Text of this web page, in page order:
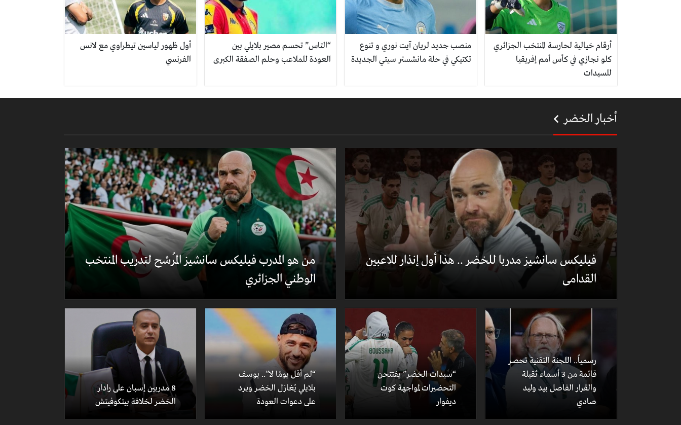
أرقام خيالية لحارسة المنتخب الجزائري
كلو نجازي في كأس أمم إفريقيا
للسيدات
منصب جديد لريان آيت نوري و تنوع
تكتيكي في حلة مانشستر سيتي الجديدة
“التاس” تحسم مصير بلايلي بين
العودة للملاعب وحلم الصفقة الكبرى
أول ظهور لياسين تيطراوي مع لانس
الفرنسي
أخبار الخضر
فيليكس سانشيز مدربا للخضر .. هذا أول إنذار للاعبين
القدامى
من هو المدرب فيليكس سانشيز المُرشح لتدريب المنتخب
الوطني الجزائري
رسمياً.. اللجنة التقنية تحصر
قائمة من 3 أسماء ثقيلة
والقرار الفاصل بيد وليد
صادي
“سيدات الخضر” يفتتحن
التحضيرات لمواجهة كوت
ديفوار
“لم أقل يومًا لا”.. يوسف
بلايلي يُغازل الخضر ويرد
على دعوات العودة
8 مدربين إسبان على رادار
الخضر لخلافة بيتكوفيتش